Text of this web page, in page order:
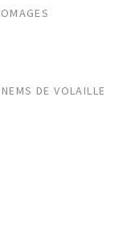
DE VOLAILLE